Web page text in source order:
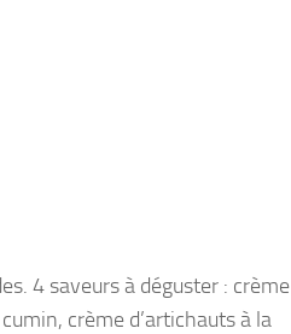
4 saveurs à déguster : crème
crème d’artichauts à la